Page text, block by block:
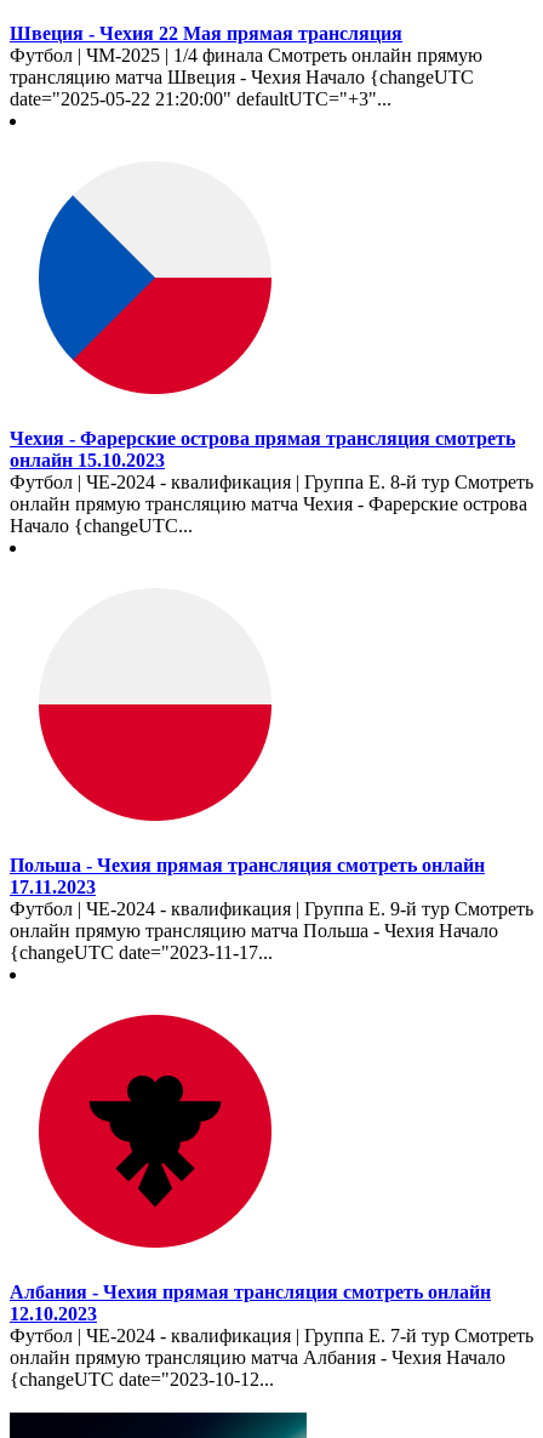
Швеция - Чехия 22 Мая прямая трансляция
Футбол | ЧМ-2025 | 1/4 финала Смотреть онлайн прямую
трансляцию матча Швеция - Чехия Начало {changeUTC
date="2025-05-22 21:20:00" defaultUTC="+3"...
Чехия - Фарерские острова прямая трансляция смотреть
онлайн 15.10.2023
Футбол | ЧЕ-2024 - квалификация | Группа E. 8-й тур Смотреть
онлайн прямую трансляцию матча Чехия - Фарерские острова
Начало {changeUTC...
Польша - Чехия прямая трансляция смотреть онлайн
17.11.2023
Футбол | ЧЕ-2024 - квалификация | Группа E. 9-й тур Смотреть
онлайн прямую трансляцию матча Польша - Чехия Начало
{changeUTC date="2023-11-17...
Албания - Чехия прямая трансляция смотреть онлайн
12.10.2023
Футбол | ЧЕ-2024 - квалификация | Группа E. 7-й тур Смотреть
онлайн прямую трансляцию матча Албания - Чехия Начало
{changeUTC date="2023-10-12...